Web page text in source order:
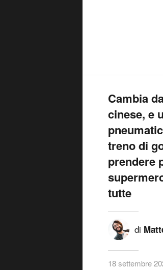
Cambia
cinese, e
treno di
prendere
tutte
di
18 settembre